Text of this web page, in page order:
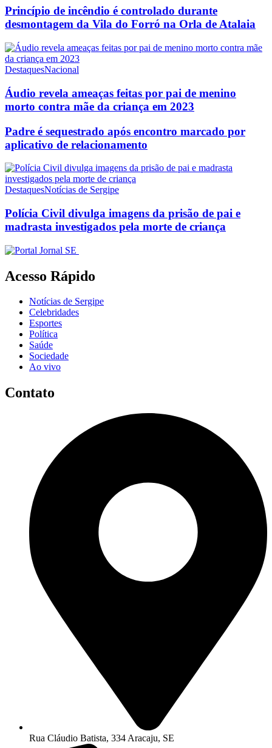
Princípio de incêndio é controlado durante
desmontagem da Vila do Forró na Orla de Atalaia
DestaquesNacional
Áudio revela ameaças feitas por pai de menino
morto contra mãe da criança em 2023
Padre é sequestrado após encontro marcado por
aplicativo de relacionamento
DestaquesNotícias de Sergipe
Polícia Civil divulga imagens da prisão de pai e
madrasta investigados pela morte de criança
Acesso Rápido
Notícias de Sergipe
Celebridades
Esportes
Política
Saúde
Sociedade
Ao vivo
Contato
Rua Cláudio Batista, 334 Aracaju, SE